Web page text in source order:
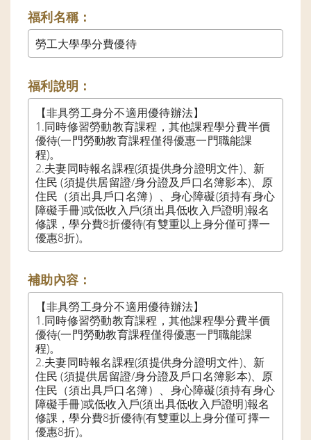
福利名稱：
勞工大學學分費優待
福利說明：
【非具勞工身分不適用優待辦法】
1.同時修習勞動教育課程，其他課程學分費半價
優待(一門勞動教育課程僅得優惠一門職能課
程)。
2.夫妻同時報名課程(須提供身分證明文件)、新
住民 (須提供居留證/身分證及戶口名簿影本)、原
住民（須出具戶口名簿）、身心障礙(須持有身心
障礙手冊)或低收入戶(須出具低收入戶證明)報名
修課，學分費8折優待(有雙重以上身分僅可擇一
優惠8折)。
補助內容：
【非具勞工身分不適用優待辦法】
1.同時修習勞動教育課程，其他課程學分費半價
優待(一門勞動教育課程僅得優惠一門職能課
程)。
2.夫妻同時報名課程(須提供身分證明文件)、新
住民 (須提供居留證/身分證及戶口名簿影本)、原
住民（須出具戶口名簿）、身心障礙(須持有身心
障礙手冊)或低收入戶(須出具低收入戶證明)報名
修課，學分費8折優待(有雙重以上身分僅可擇一
優惠8折)。